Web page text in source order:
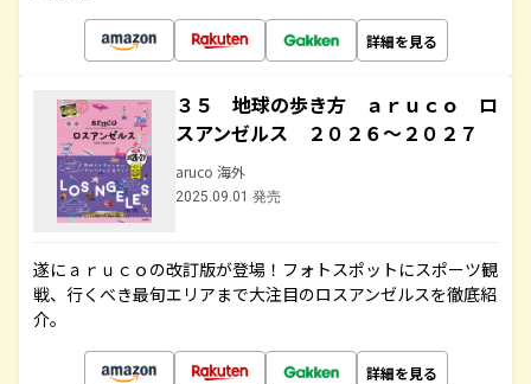
詳細を見る
３５ 地球の歩き方 ａｒｕｃｏ ロ
スアンゼルス ２０２６～２０２７
aruco 海外
2025.09.01 発売
遂にａｒｕｃｏの改訂版が登場！フォトスポットにスポーツ観
戦、行くべき最旬エリアまで大注目のロスアンゼルスを徹底紹
介。
詳細を見る